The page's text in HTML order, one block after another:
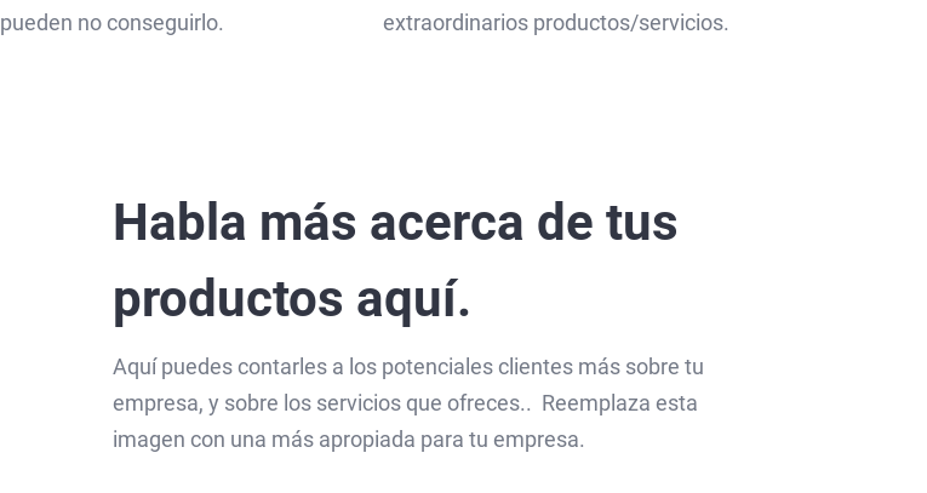
pueden no conseguirlo.
extraordinarios productos/servicios.
Habla más acerca de tus
productos aquí.
Aquí puedes contarles a los potenciales clientes más sobre tu
empresa, y sobre los servicios que ofreces.. Reemplaza esta
imagen con una más apropiada para tu empresa.